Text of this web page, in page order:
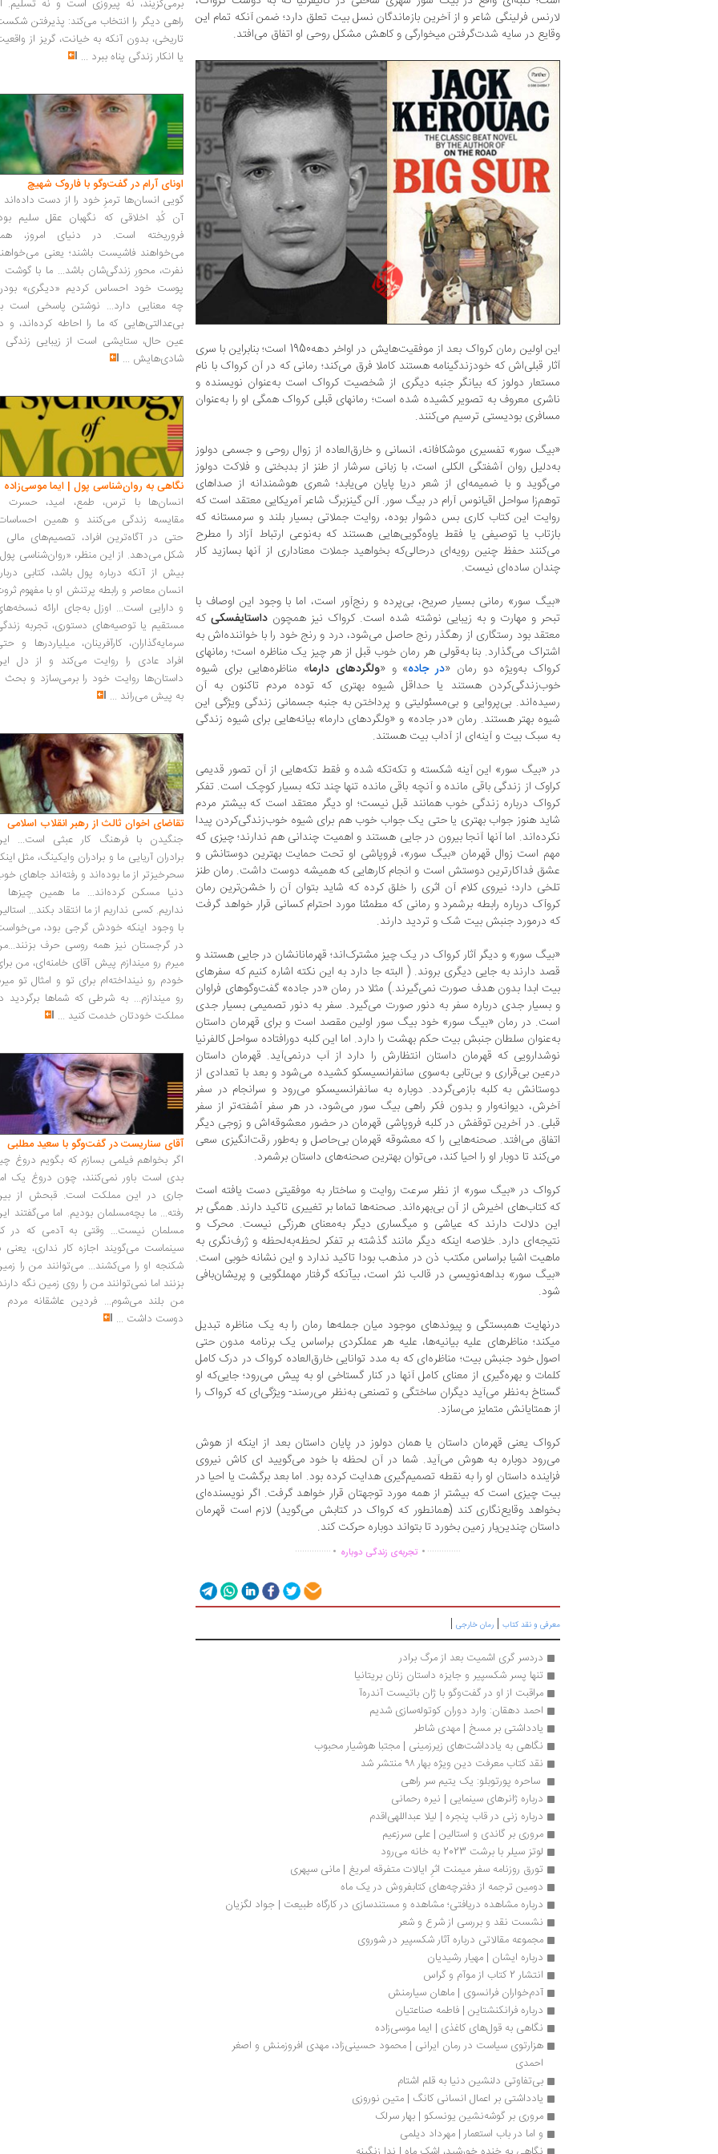
لارنس فرلینگی شاعر و از آخرین بازماندگان نسل بیت تعلق دارد؛ ضمن آنکه تمام این
وقایع در سایه شدت‌گرفتن میخوارگی و کاهش مشکل روحی او اتفاق می‌افتد.
این اولین رمان کرواک بعد از موفقیت‌هایش در اواخر دهه1950 است؛ بنابراین با سری
آثار قبلی‌اش که خودزندگینامه هستند کاملا فرق می‌کند؛ رمانی که در آن کرواک با نام
مستعار دولوز که بیانگر جنبه دیگری از شخصیت کرواک است به‌عنوان نویسنده و
ناشری معروف به تصویر کشیده شده است؛ رمانهای قبلی کرواک همگی او را به‌عنوان
مسافری بودیستی ترسیم می‌کنند.
«بیگ سور» تفسیری موشکافانه، انسانی و خارق‌العاده از زوال روحی و جسمی دولوز
به‌دلیل روان آشفتگی الکلی است، با زبانی سرشار از طنز از بدبختی و فلاکت دولوز
می‌گوید و با ضمیمه‌ای از شعر دریا پایان می‌یابد؛ شعری هوشمندانه از صداهای
توهم‌زا سواحل اقیانوس آرام در بیگ سور. آلن گینزبرگ شاعر آمریکایی معتقد است که
روایت این کتاب کاری بس دشوار بوده، روایت جملاتی بسیار بلند و سرمستانه که
بازتاب یا توصیفی یا فقط یاوه‌گویی‌هایی هستند که به‌نوعی ارتباط آزاد را مطرح
می‌کنند حفظ چنین رویه‌ای درحالی‌که بخواهید جملات معناداری از آنها بسازید کار
چندان ساده‌ای نیست.
«بیگ سور» رمانی بسیار صریح، بی‌پرده و رنج‌آور است، اما با وجود این اوصاف با
تبحر و مهارت و به زیبایی نوشته شده است. کرواک نیز همچون داستایفسکیکه
معتقد بود رستگاری از رهگذر رنج حاصل می‌شود، درد و رنج خود را با خواننده‌اش به
اشتراک می‌گذارد. بنا به‌قولی هر رمان خوب قبل از هر چیز یک مناظره است؛ رمانهای
کرواک به‌ویژه دو رمان «در جاده» و «ولگردهای دارما» مناظره‌هایی برای شیوه
خوب‌زندگی‌کردن هستند یا حداقل شیوه بهتری که توده مردم تاکنون به آن
رسیده‌اند. بی‌پروایی و بی‌مسئولیتی و پرداختن به جنبه جسمانی زندگی ویژگی این
شیوه بهتر هستند. رمان «در جاده» و «ولگردهای دارما» بیانه‌هایی برای شیوه زندگی
به سبک بیت و آینه‌ای از آداب بیت هستند.
در «بیگ سور» این آینه شکسته و تکه‌تکه‌ شده و فقط تکه‌هایی از آن تصور قدیمی
کراوک از زندگی باقی مانده و آنچه باقی مانده تنها چند تکه بسیار کوچک است. تفکر
کرواک درباره زندگی خوب همانند قبل نیست؛ او دیگر معتقد است که بیشتر مردم
شاید هنوز جواب بهتری یا حتی یک جواب خوب هم برای شیوه خوب‌زندگی‌کردن پیدا
نکرده‌اند. اما آنها آنجا بیرون در جایی هستند و اهمیت چندانی هم ندارند؛ چیزی که
مهم است زوال قهرمان «بیگ سور»، فروپاشی او تحت حمایت بهترین دوستانش و
عشق فداکارترین دوستش است و انجام کارهایی که همیشه دوست داشت. رمان طنز
تلخی دارد؛ نیروی کلام آن اثری را خلق کرده که شاید بتوان آن را خشن‌ترین رمان
کروآک درباره رابطه برشمرد و رمانی که مطمئنا مورد احترام کسانی قرار خواهد گرفت
که درمورد جنبش بیت شک و تردید دارند.
«بیگ سور» و دیگر آثار کرواک در یک چیز مشترک‌اند؛ قهرمانانشان در جایی هستند و
قصد دارند به جایی دیگری بروند. ( البته جا دارد به این نکته اشاره کنیم که سفرهای
بیت ابدا بدون هدف صورت نمی‌گیرند.) مثلا در رمان «در جاده» گفت‌وگوهای فراوان
و بسیار جدی درباره سفر به دنور صورت می‌گیرد. سفر به دنور تصمیمی بسیار جدی
است. در رمان «بیگ سور» خود بیگ سور اولین مقصد است و برای قهرمان داستان
به‌عنوان سلطان جنبش بیت حکم بهشت را دارد. اما این کلبه دورافتاده سواحل کالفرنیا
نوشدارویی که قهرمان داستان انتظارش را دارد از آب در‌نمی‌آید. قهرمان داستان
درعین بی‌قراری و بی‌تابی به‌سوی سانفرانسیسکو کشیده می‌شود و بعد با تعدادی از
دوستانش به کلبه بازمی‌گردد. دوباره به سانفرانسیسکو می‌رود و سرانجام در سفر
آخرش، دیوانه‌وار و بدون فکر راهی بیگ سور می‌شود، در هر سفر آشفته‌تر از سفر
قبلی. در آخرین توقفش در کلبه فروپاشی قهرمان در حضور معشوقه‌اش و زوجی دیگر
اتفاق می‌افتد. صحنه‌هایی را که معشوقه قهرمان بی‌حاصل و به‌طور رقت‌انگیزی سعی
می‌کند تا دوبار او را احیا کند، می‌توان بهترین صحنه‌های داستان برشمرد.
کرواک در «بیگ سور» از نظر سرعت روایت و ساختار به موفقیتی دست یافته است
که کتاب‌های اخیرش از آن بی‌بهره‌اند. صحنه‌ها تماما بر تغییری تاکید دارند. همگی بر
این دلالت دارند که عیاشی و میگساری دیگر به‌معنای هرزگی نیست. محرک و
نتیجه‌ای دارد. خلاصه اینکه دیگر مانند گذشته بر تفکر لحظه‌به‌لحظه و ژرف‌نگری به
ماهیت اشیا براساس مکتب ذن در مذهب بودا تاکید ندارد و این نشانه خوبی است.
«بیگ سور» بداهه‌نویسی در قالب نثر است، بیآنکه گرفتار مهملگویی و پریشان‌بافی
شود.
درنهایت همبستگی و پیوندهای موجود میان جمله‌ها رمان را به یک مناظره تبدیل
میکند؛ مناظرهای علیه بیانیه‌ها، علیه هر عملکردی براساس یک برنامه مدون حتی
اصول خود جنبش بیت؛ مناظره‌ای که به مدد توانایی خارق‌العاده کرواک در درک کامل
کلمات و بهره‌گیری از معنای کامل آنها در کنار گستاخی او به پیش می‌رود؛ جایی‌که او
گستاخ به‌نظر می‌آید دیگران ساختگی و تصنعی به‌نظر می‌رسند- ویژگی‌ای که کرواک را
از همتایانش متمایز می‌سازد.
کرواک یعنی قهرمان داستان یا همان دولوز در پایان داستان بعد از اینکه از هوش
می‌رود دوباره به هوش می‌آید. شما در آن لحظه با خود می‌گویید ای کاش نیروی
فزاینده داستان او را به نقطه تصمیم‌گیری هدایت کرده بود. اما بعد برگشت یا احیا در
بیت چیزی است که بیشتر از همه مورد توجهتان قرار خواهد گرفت. اگر نویسنده‌ای
بخواهد وقایع‌نگاری کند (همانطور که کرواک در کتابش می‌گوید) لازم است قهرمان
داستان چندین‌بار زمین بخورد تا بتواند دوباره حرکت کند.
................ تجربه‌ی زندگی دوباره...............
معرفی و نقد کتاب | رمان خارجی |
دردسر گری اشمیت بعد از مرگ برادر
تنها پسر شکسپیر و جایزه داستان زنان بریتانیا
مراقبت از او در گفت‌وگو با ژان باتیست آندره‌آ
احمد دهقان: وارد دوران کوتوله‌سازی شدیم
یادداشتی بر مسخ | مهدی شاطر
نگاهی به یادداشت‌های زیرزمینی | مجتبا هوشیار محبوب
نقد کتاب معرفت دین ویژه بهار ۹۸ منتشر شد
ساحره پورتوبلو: یک یتیم سر راهی
درباره ژانرهای سینمایی | نیره رحمانی
درباره زنی در قاب پنجره | لیلا عبداللهی‌اقدم
مروری بر گاندی و استالین | علی سرزعیم
لوتز سیلر با برشت 2023 به خانه می‌رود
تورق روزنامه سفر میمنت اثرِ ایالات متفرقه امریغ | مانی سپهری
دومین ترجمه از دفترچه‌های کتابفروش در یک ماه
درباره مشاهده دریافتی؛ مشاهده و مستندسازی در کارگاه طبیعت | جواد لگزیان
نشست نقد و بررسی از شرع و شعر
مجموعه مقالاتی درباره آثار شکسپیر در شوروی
درباره ایشان | مهیار رشیدیان
انتشار 2 کتاب از موآم و گراس
آدم‌خواران فرانسوی | ماهان سیارمنش
درباره فرانکنشتاین | فاطمه صناعتیان
نگاهی به قول‌های کاغذی | ایما موسی‌زاده
احمدی
بی‌تفاوتی دلنشین دنیا به قلم اشتام
یادداشتی بر اعمال انسانی کانگ | متین نوروزی
مروری بر گوشه‌نشین یونسکو | بهار سرلک
و اما در باب استعمار | مهرداد دیلمی
برمی‌گزیند، نه پیروزی است و نه تسلیم.
راهی دیگر را انتخاب می‌کند: پذیرفتن
تاریخی، بدون آنکه به خیانت، گریز از
یا انکار زندگی پناه ببرد ...
اونای آرام در گفت‌وگو با فاروک شهیچ‭
گویی انسان‌ها ترمزِ خود را از دست داده‌اند
آن کُدِ اخلاقی که نگهبان عقل سلیم
فروریخته است. در دنیای امروز،
می‌خواهند فاشیست باشند؛ یعنی
نفرت، محورِ زندگی‌شان باشد... ما با گوشت
پوست خود احساس کردیم «دیگری»
چه معنایی دارد... نوشتن پاسخی است
بی‌عدالتی‌هایی که ما را احاطه کرده‌اند، و
عین حال، ستایشی است از زیبایی زندگی
شادی‌هایش ...
نگاهی به روان‌شناسی پول | ایما موسی‌زاده
انسان‌ها با ترس، طمع، امید، حسرت
مقایسه زندگی می‌کنند و همین
حتی در آگاه‌ترین افراد، تصمیم‌های مالی
شکل می‌دهد. از این منظر، «روان‌شناسی
بیش از آنکه درباره پول باشد، کتابی
انسان معاصر و رابطه پرتنش او با مفهوم
و دارایی است... اوزل به‌جای ارائه
مستقیم یا توصیه‌های دستوری، تجربه
سرمایه‌گذاران، کارآفرینان، میلیاردرها و
افراد عادی را روایت می‌کند و از دل
داستان‌ها روایت خود را برمی‌سازد و بحث
به پیش می‌راند ...
تقاضای اخوان ثالث از رهبر انقلاب اسلامی
جنگیدن با فرهنگ کار عبثی است...
برادران آریایی ما و برادران وایکینگ، مثل
سحرخیزتر از ما بوده‌اند و رفته‌اند جاهای
دنیا مسکن کرده‌اند... ما همین چیزها
نداریم. کسی نداریم از ما انتقاد بکند...
با وجود اینکه خودش گرجی بود،
در گرجستان نیز همه روسی حرف
میرم رو میندازم پیش آقای خامنه‌ای، من
خودم رو نینداخته‌ام برای تو و امثال تو
رو میندازم... به شرطی که شماها برگردید
مملکت خودتان خدمت کنید ...
آقای سناریست در گفت‌وگو با سعید مطلبی
اگر بخواهم فیلمی بسازم که بگویم دروغ
بدی است باور نمی‌کنند، چون دروغ یک
جاری در این مملکت است. قبحش از
رفته... ما بچه‌مسلمان بودیم. اما می‌گفتند
مسلمان نیست... وقتی به آدمی که در
سینماست می‌گویند اجازه کار نداری، یعنی
شکنجه او را می‌کشند... می‌توانند من را
بزنند اما نمی‌توانند من را روی زمین نگه
من بلند می‌شوم... فردین عاشقانه مردم
دوست داشت ...